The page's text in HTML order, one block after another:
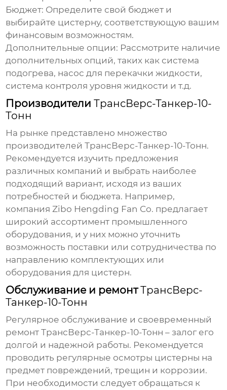
Бюджет: Определите свой бюджет и
выбирайте цистерну, соответствующую вашим
финансовым возможностям.
Дополнительные опции: Рассмотрите наличие
дополнительных опций, таких как система
подогрева, насос для перекачки жидкости,
система контроля уровня жидкости и т.д.
ПроизводителиТрансВерс-Танкер-10-
Тонн
На рынке представлено множество
производителейТрансВерс-Танкер-10-Тонн.
Рекомендуется изучить предложения
различных компаний и выбрать наиболее
подходящий вариант, исходя из ваших
потребностей и бюджета. Например,
компанияZibo Hengding Fan Co. предлагает
широкий ассортимент промышленного
оборудования, и у них можно уточнить
возможность поставки или сотрудничества по
направлению комплектующих или
оборудования для цистерн.
Обслуживание и ремонтТрансВерс-
Танкер-10-Тонн
Регулярное обслуживание и своевременный
ремонтТрансВерс-Танкер-10-Тонн – залог его
долгой и надежной работы. Рекомендуется
проводить регулярные осмотры цистерны на
предмет повреждений, трещин и коррозии.
При необходимости следует обращаться к